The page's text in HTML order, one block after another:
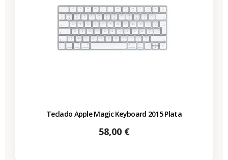
Teclado Apple Magic Keyboard 2015 Plata
Precio
58,00 €